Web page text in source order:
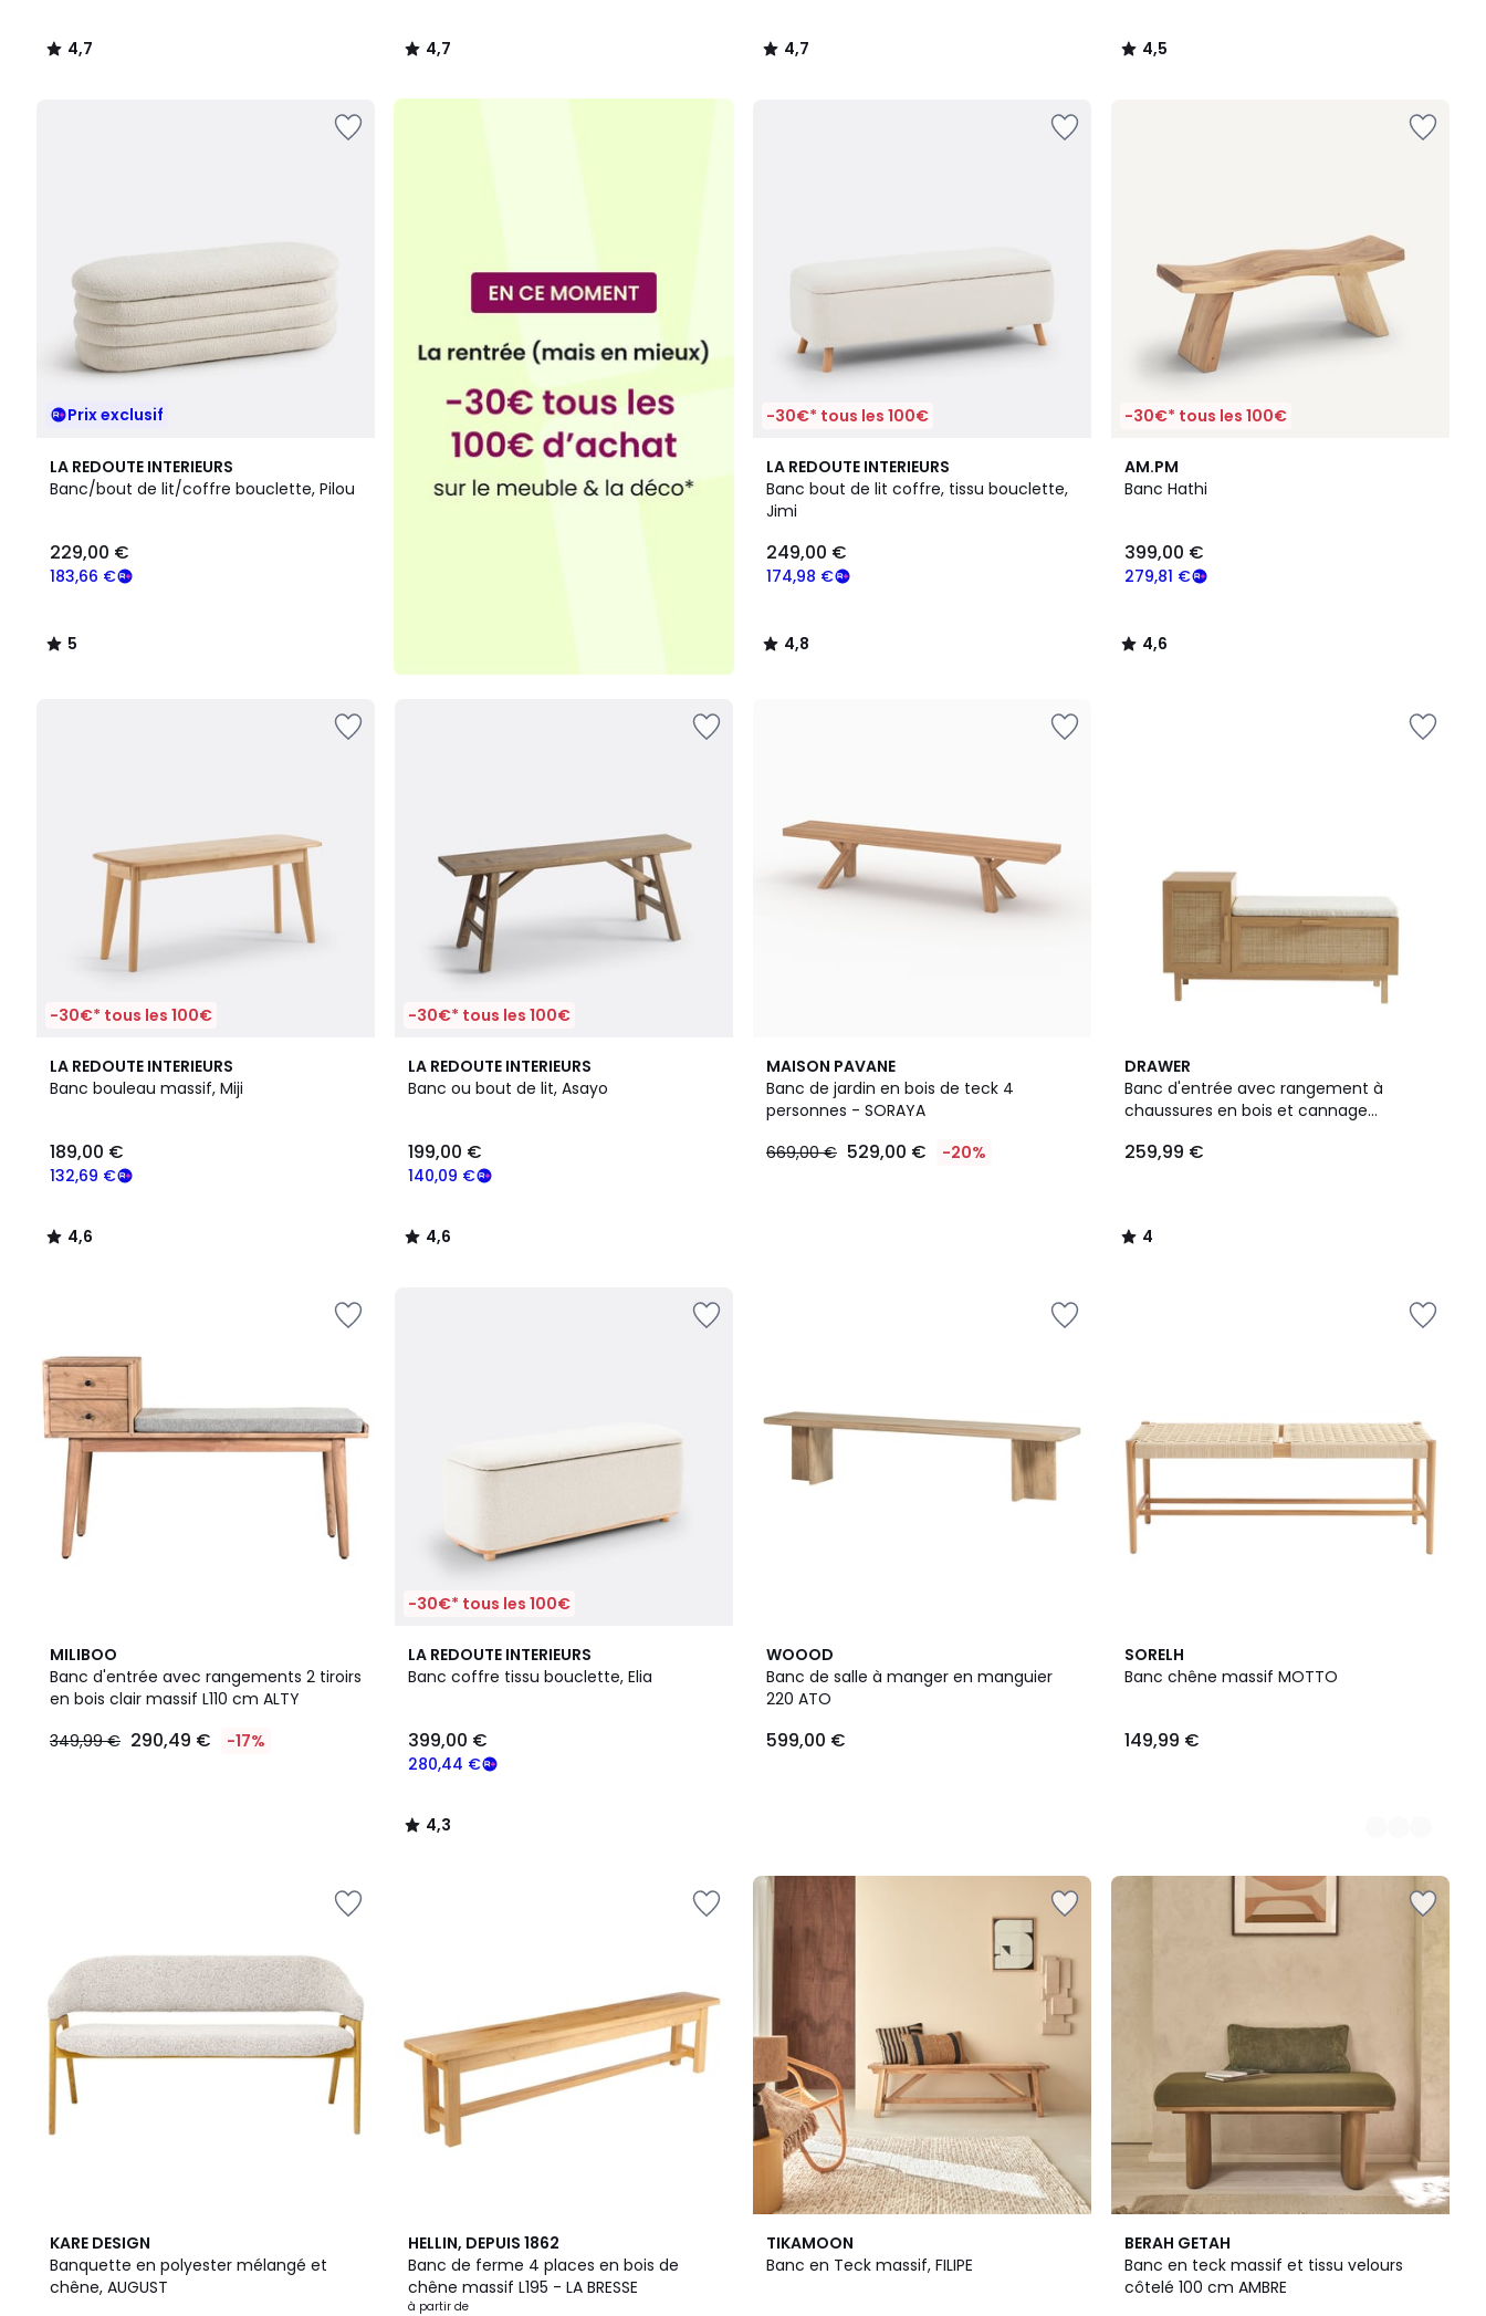
programme
4,7
/
4,7
/
4,7
/
4,5
/
Prix exclusif
LA REDOUTE INTERIEURS
Banc/bout de lit/coffre bouclette, Pilou
183,66 €
229,00 €
5
/
5
/
-30€* tous les 100€
LA REDOUTE INTERIEURS
Banc bout de lit coffre, tissu bouclette,
Jimi
174,98 €
249,00 €
4,8
/ 5
4,8
/
-30€* tous les 100€
AM.PM
Banc Hathi
279,81 €
399,00 €
4,6
/ 5
4,6
/
-30€* tous les 100€
LA REDOUTE INTERIEURS
Banc bouleau massif, Miji
132,69 €
189,00 €
4,6
/ 5
4,6
/
-30€* tous les 100€
LA REDOUTE INTERIEURS
Banc ou bout de lit, Asayo
140,09 €
199,00 €
4,6
/ 5
4,6
/
MAISON PAVANE
Banc de jardin en bois de teck 4
personnes - SORAYA
669,00 € 529,00 € -20%
DRAWER
Banc d'entrée avec rangement à
chaussures en bois et cannage
259,99 €
4
/
5
4
/
MILIBOO
Banc d'entrée avec rangements 2 tiroirs
en bois clair massif L110 cm ALTY
349,99 € 290,49 € -17%
-30€* tous les 100€
LA REDOUTE INTERIEURS
Banc coffre tissu bouclette, Elia
280,44 €
399,00 €
4,3
/ 5
4,3
/
WOOOD
Banc de salle à manger en manguier
220 ATO
599,00 €
SORELH
Banc chêne massif MOTTO
149,99 €
2
Couleurs
KARE DESIGN
Banquette en polyester mélangé et
chêne, AUGUST
HELLIN, DEPUIS 1862
Banc de ferme 4 places en bois de
chêne massif L195 - LA BRESSE
à partir de
2
Couleurs
TIKAMOON
Banc en Teck massif, FILIPE
3,5
/ 5
BERAH GETAH
Banc en teck massif et tissu velours
côtelé 100 cm AMBRE